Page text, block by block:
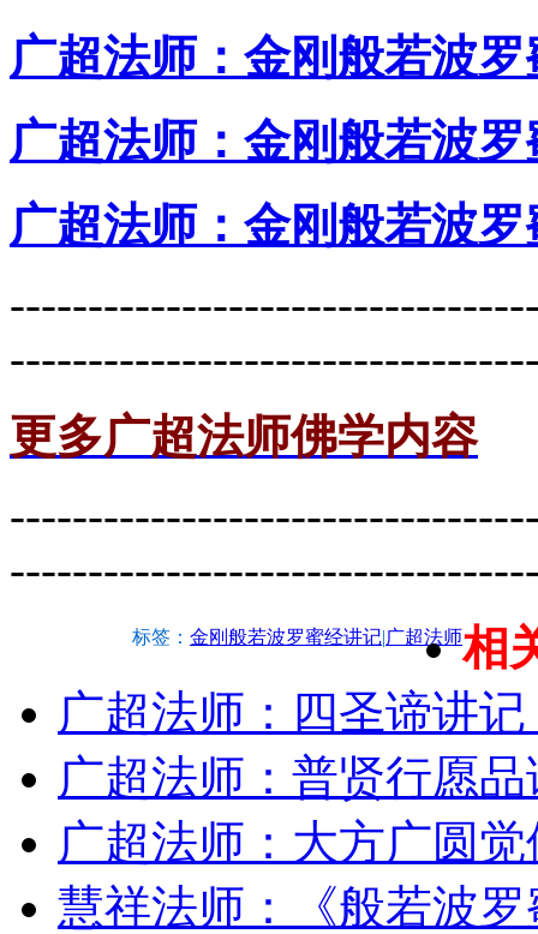
广超法师：金刚般若波
广超法师：金刚般若波
广超法师：金刚般若波
更多广超法师佛学内容
标签： 金刚般若波罗蜜经讲记|广超法师相
广超法师：四圣谛讲
广超法师：普贤行愿
广超法师：大方广圆
慧祥法师：《般若波